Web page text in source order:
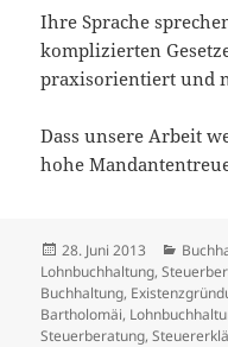
Ihre Sprache
komplizierten
praxisorientiert und
Dass unsere Arbeit
hohe
Veröffentlicht
am
28. Juni 2013
Lohnbuchhaltung,
Buchhaltung,
Bartholomäi,
Steuerberatung,